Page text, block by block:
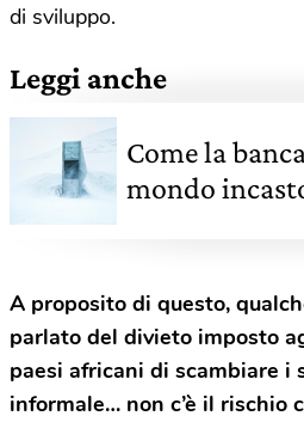
di sviluppo.
Leggi anche
Come la
mondo
A proposito di questo,
parlato del divieto imposto
paesi africani di scambiare i
informale… non c’è il rischio